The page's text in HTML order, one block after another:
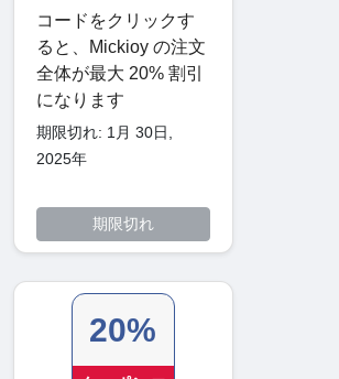
コードをクリックす
ると、Mickioy の注文
全体が最大 20% 割引
になります
期限切れ: 1月 30日,
2025年
期限切れ
20%